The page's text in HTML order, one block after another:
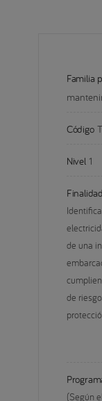
Familia
Código
Nivel 1
Finalidad
de una
de
(Según